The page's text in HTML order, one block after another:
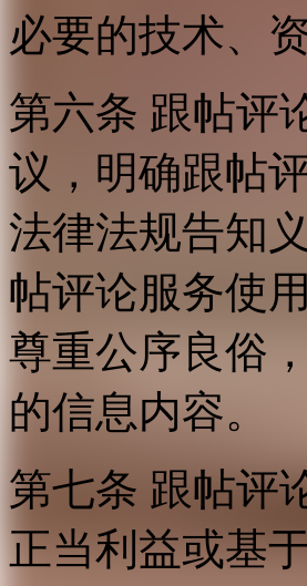
必要的技术、
第六条 跟帖评
议，明确跟帖
法律法规告知
帖评论服务使
尊重公序良俗
的信息内容。
第七条 跟帖评
正当利益或基